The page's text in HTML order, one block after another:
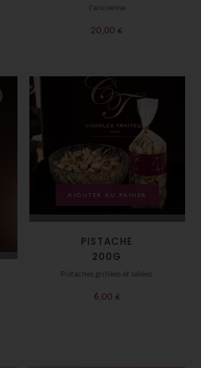
l'ancienne
20,00€
AJOUTER AU PANIER
PISTACHE
200G
Pistaches grillées et salées.
6,00 €